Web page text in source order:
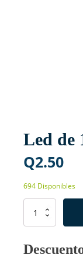
Led de
Q2.50
694 Disponibles
Led
Difuso